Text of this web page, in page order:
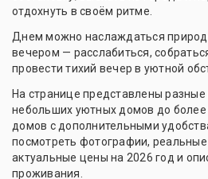
отдохнуть в своём ритме.
Днем можно наслаждаться
вечером — расслабиться,
провести тихий вечер в уютной
На странице представлены
небольших уютных домов до более
домов с дополнительными
посмотреть фотографии, реальные
актуальные цены на 2026 год и
проживания.